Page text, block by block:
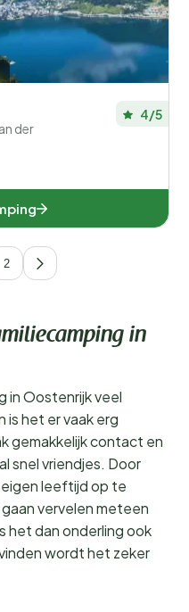
der
4/5
2
in
in Oostenrijk veel
is het er vaak erg
gemakkelijk contact en
snel vriendjes. Door
leeftijd op te
vervelen meteen
het dan onderling ook
wordt het zeker